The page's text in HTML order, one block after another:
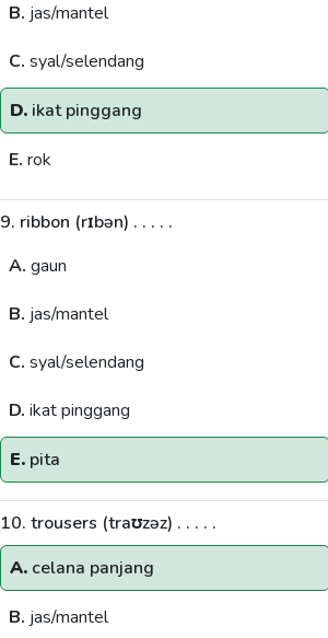
B. jas/mantel
C. syal/selendang
D. ikat pinggang
E. rok
9. ribbon (rɪbən) . . . . .
A. gaun
B. jas/mantel
C. syal/selendang
D. ikat pinggang
E. pita
10. trousers (traʊzəz) . . . . .
A. celana panjang
B. jas/mantel